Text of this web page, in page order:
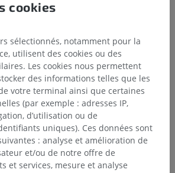
cookies
sélectionnés, notamment pour la
utilisent des cookies ou des
Les cookies nous permettent
des informations telles que les
votre terminal ainsi que certaines
(par exemple : adresses IP,
d’utilisation ou de
uniques). Ces données sont
: analyse et amélioration de
et/ou de notre offre de
et services, mesure et analyse